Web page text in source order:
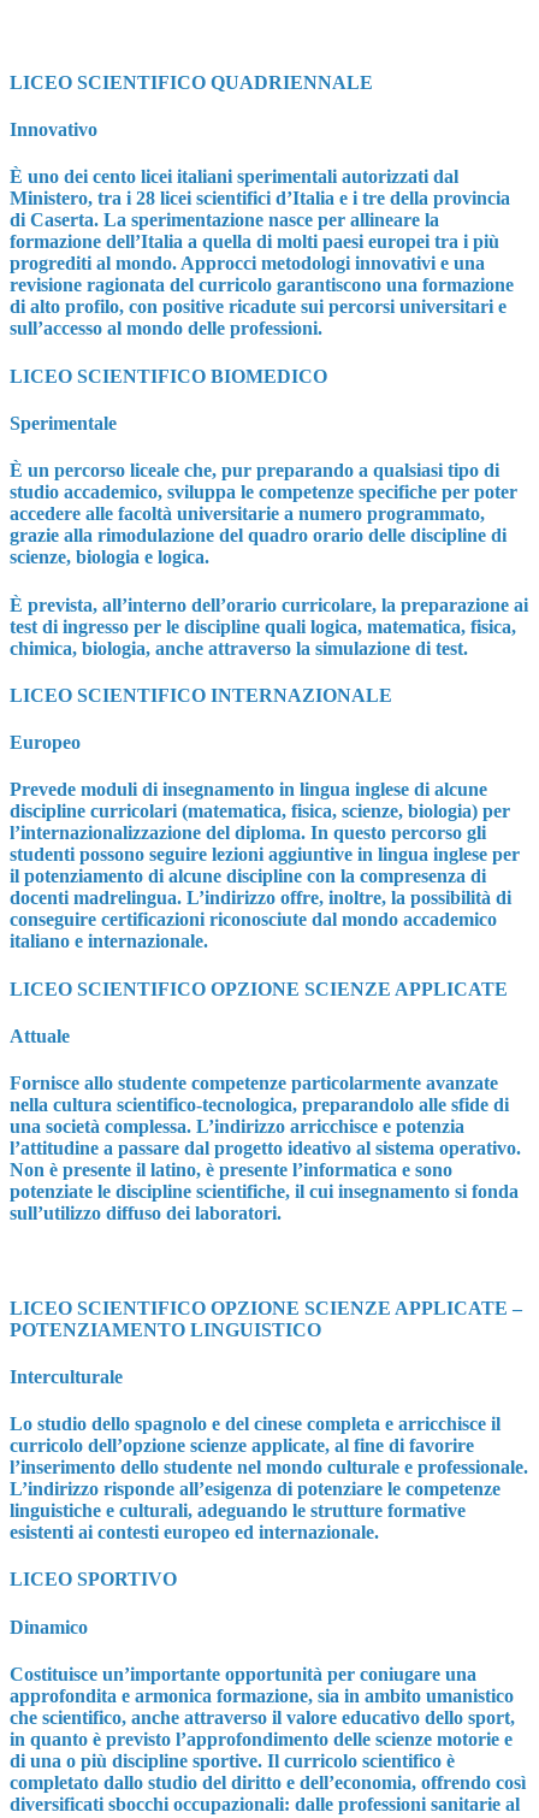
LICEO SCIENTIFICO QUADRIENNALE
Innovativo
È uno dei cento licei italiani sperimentali autorizzati dal
Ministero, tra i 28 licei scientifici d’Italia e i tre della provincia
di Caserta. La sperimentazione nasce per allineare la
formazione dell’Italia a quella di molti paesi europei tra i più
progrediti al mondo. Approcci metodologi innovativi e una
revisione ragionata del curricolo garantiscono una formazione
di alto profilo, con positive ricadute sui percorsi universitari e
sull’accesso al mondo delle professioni.
LICEO SCIENTIFICO BIOMEDICO
Sperimentale
È un percorso liceale che, pur preparando a qualsiasi tipo di
studio accademico, sviluppa le competenze specifiche per poter
accedere alle facoltà universitarie a numero programmato,
grazie alla rimodulazione del quadro orario delle discipline di
scienze, biologia e logica.
È prevista, all’interno dell’orario curricolare, la preparazione ai
test di ingresso per le discipline quali logica, matematica, fisica,
chimica, biologia, anche attraverso la simulazione di test.
LICEO SCIENTIFICO INTERNAZIONALE
Europeo
Prevede moduli di insegnamento in lingua inglese di alcune
discipline curricolari (matematica, fisica, scienze, biologia) per
l’internazionalizzazione del diploma. In questo percorso gli
studenti possono seguire lezioni aggiuntive in lingua inglese per
il potenziamento di alcune discipline con la compresenza di
docenti madrelingua. L’indirizzo offre, inoltre, la possibilità di
conseguire certificazioni riconosciute dal mondo accademico
italiano e internazionale.
LICEO SCIENTIFICO OPZIONE SCIENZE APPLICATE
Attuale
Fornisce allo studente competenze particolarmente avanzate
nella cultura scientifico-tecnologica, preparandolo alle sfide di
una società complessa. L’indirizzo arricchisce e potenzia
l’attitudine a passare dal progetto ideativo al sistema operativo.
Non è presente il latino, è presente l’informatica e sono
potenziate le discipline scientifiche, il cui insegnamento si fonda
sull’utilizzo diffuso dei laboratori.
LICEO SCIENTIFICO OPZIONE SCIENZE APPLICATE –
POTENZIAMENTO LINGUISTICO
Interculturale
Lo studio dello spagnolo e del cinese completa e arricchisce il
curricolo dell’opzione scienze applicate, al fine di favorire
l’inserimento dello studente nel mondo culturale e professionale.
L’indirizzo risponde all’esigenza di potenziare le competenze
linguistiche e culturali, adeguando le strutture formative
esistenti ai contesti europeo ed internazionale.
LICEO SPORTIVO
Dinamico
Costituisce un’importante opportunità per coniugare una
approfondita e armonica formazione, sia in ambito umanistico
che scientifico, anche attraverso il valore educativo dello sport,
in quanto è previsto l’approfondimento delle scienze motorie e
di una o più discipline sportive. Il curricolo scientifico è
completato dallo studio del diritto e dell’economia, offrendo così
diversificati sbocchi occupazionali: dalle professioni sanitarie al